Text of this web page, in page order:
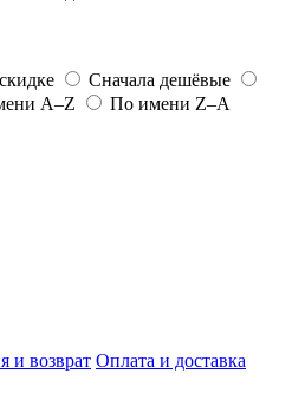
Сначала дешёвые
A–Z
По имени Z–A
и возврат Оплата и доставка